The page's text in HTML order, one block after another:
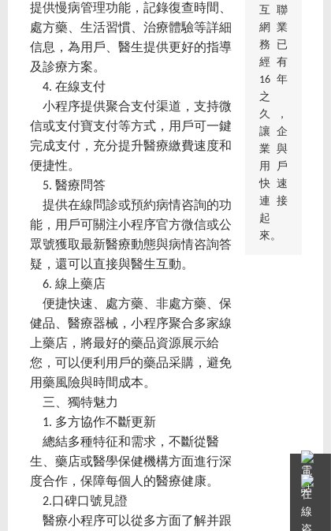
提供慢病管理功能，記錄復查時間、
處方藥、生活習慣、治療體驗等詳細
信息，為用戶、醫生提供更好的指導
及診療方案。
4. 在線支付
小程序提供聚合支付渠道，支持微
信或支付寶支付等方式，用戶可一鍵
完成支付，充分提升醫療繳費速度和
便捷性。
5. 醫療問答
提供在線問診或預約病情咨詢的功
能，用戶可關注小程序官方微信或公
眾號獲取最新醫療動態與病情咨詢答
疑，還可以直接與醫生互動。
6. 線上藥店
便捷快速、處方藥、非處方藥、保
健品、醫療器械，小程序聚合多家線
上藥店，將最好的藥品資源展示給
您，可以便利用戶的藥品采購，避免
用藥風險與時間成本。
三、獨特魅力
1. 多方協作不斷更新
總結多種特征和需求，不斷從醫
生、藥店或醫學保健機構方面進行深
度合作，保障每個人的醫療健康。
2.口碑口號見證
醫療小程序可以從多方面了解并跟
互聯
網業
務已
經有
16年
之
久，
讓企
業與
用戶
快速
連接
起
來。